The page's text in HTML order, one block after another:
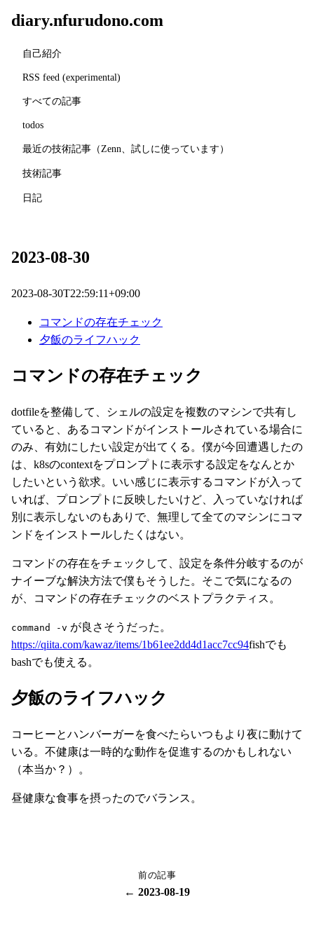
diary.nfurudono.com
自己紹介
RSS feed (experimental)
すべての記事
todos
最近の技術記事（Zenn、試しに使っています）
技術記事
日記
2023-08-30
2023-08-30T22:59:11+09:00
コマンドの存在チェック
夕飯のライフハック
コマンドの存在チェック
dotfileを整備して、シェルの設定を複数のマシンで共有し
ていると、あるコマンドがインストールされている場合に
のみ、有効にしたい設定が出てくる。僕が今回遭遇したの
は、k8sのcontextをプロンプトに表示する設定をなんとか
したいという欲求。いい感じに表示するコマンドが入って
いれば、プロンプトに反映したいけど、入っていなければ
別に表示しないのもありで、無理して全てのマシンにコマ
ンドをインストールしたくはない。
コマンドの存在をチェックして、設定を条件分岐するのが
ナイーブな解決方法で僕もそうした。そこで気になるの
が、コマンドの存在チェックのベストプラクティス。
command -v が良さそうだった。
https://qiita.com/kawaz/items/1b61ee2dd4d1acc7cc94fishでも
bashでも使える。
夕飯のライフハック
コーヒーとハンバーガーを食べたらいつもより夜に動けて
いる。不健康は一時的な動作を促進するのかもしれない
（本当か？）。
昼健康な食事を摂ったのでバランス。
前の記事
← 2023-08-19